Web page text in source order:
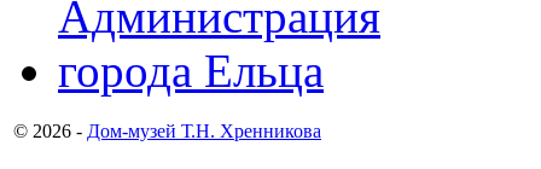
© 2026 - Дом-музей Т.Н. Хренникова